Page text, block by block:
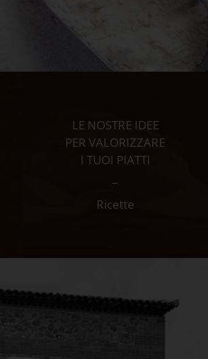
LE NOSTRE IDEE
PER VALORIZZARE
I TUOI PIATTI
Ricette